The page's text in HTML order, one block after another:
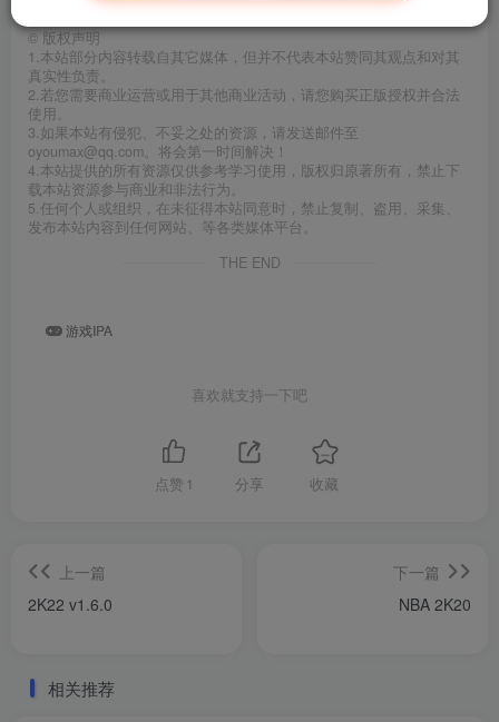
©版权声明
1.本站部分内容转载自其它媒体，但并不代表本站赞同其观点和对其
真实性负责。
2.若您需要商业运营或用于其他商业活动，请您购买正版授权并合法
使用。
3.如果本站有侵犯、不妥之处的资源，请发送邮件至
oyoumax@qq.com。将会第一时间解决！
4.本站提供的所有资源仅供参考学习使用，版权归原著所有，禁止下
载本站资源参与商业和非法行为。
5.任何个人或组织，在未征得本站同意时，禁止复制、盗用、采集、
发布本站内容到任何网站、等各类媒体平台。
THE END
游戏IPA
喜欢就支持一下吧
点赞 1 分享 收藏
上一篇
2K22 v1.6.0
下一篇
NBA 2K20
相关推荐